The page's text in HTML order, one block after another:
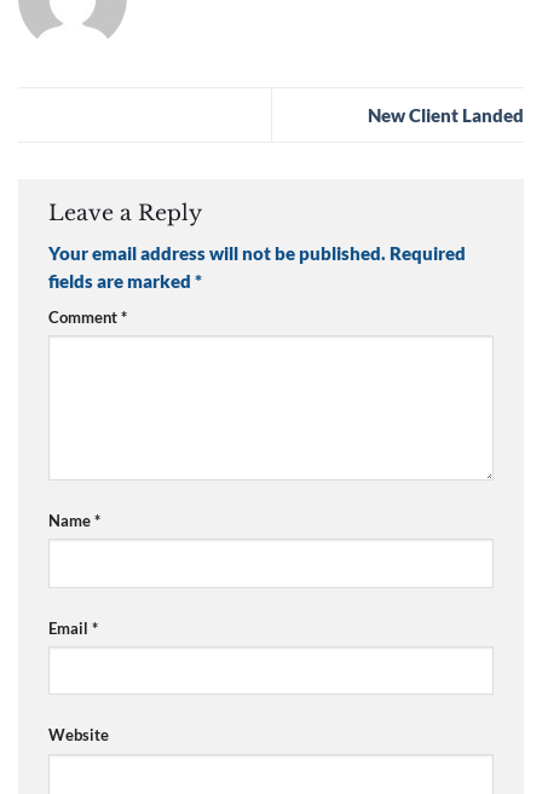
New Client Landed
Leave a Reply
Your email address will not be published. Required
fields are marked *
Comment*
Name*
Email *
Website